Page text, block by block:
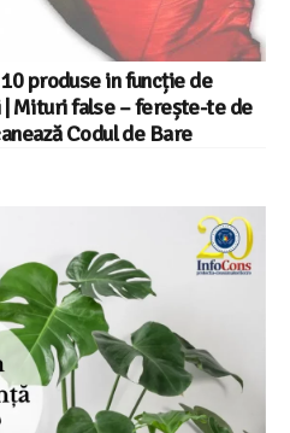
produse in funcție de
Mituri false – ferește-te de
Codul de Bare